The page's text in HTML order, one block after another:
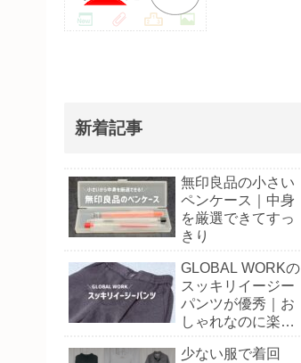
新着記事
無印良品の小さい
ペンケース｜中身
を厳選できてすっ
きり
GLOBAL WORKの
スッキリイージー
パンツが優秀｜お
しゃれなのに楽に
少ない服で着回